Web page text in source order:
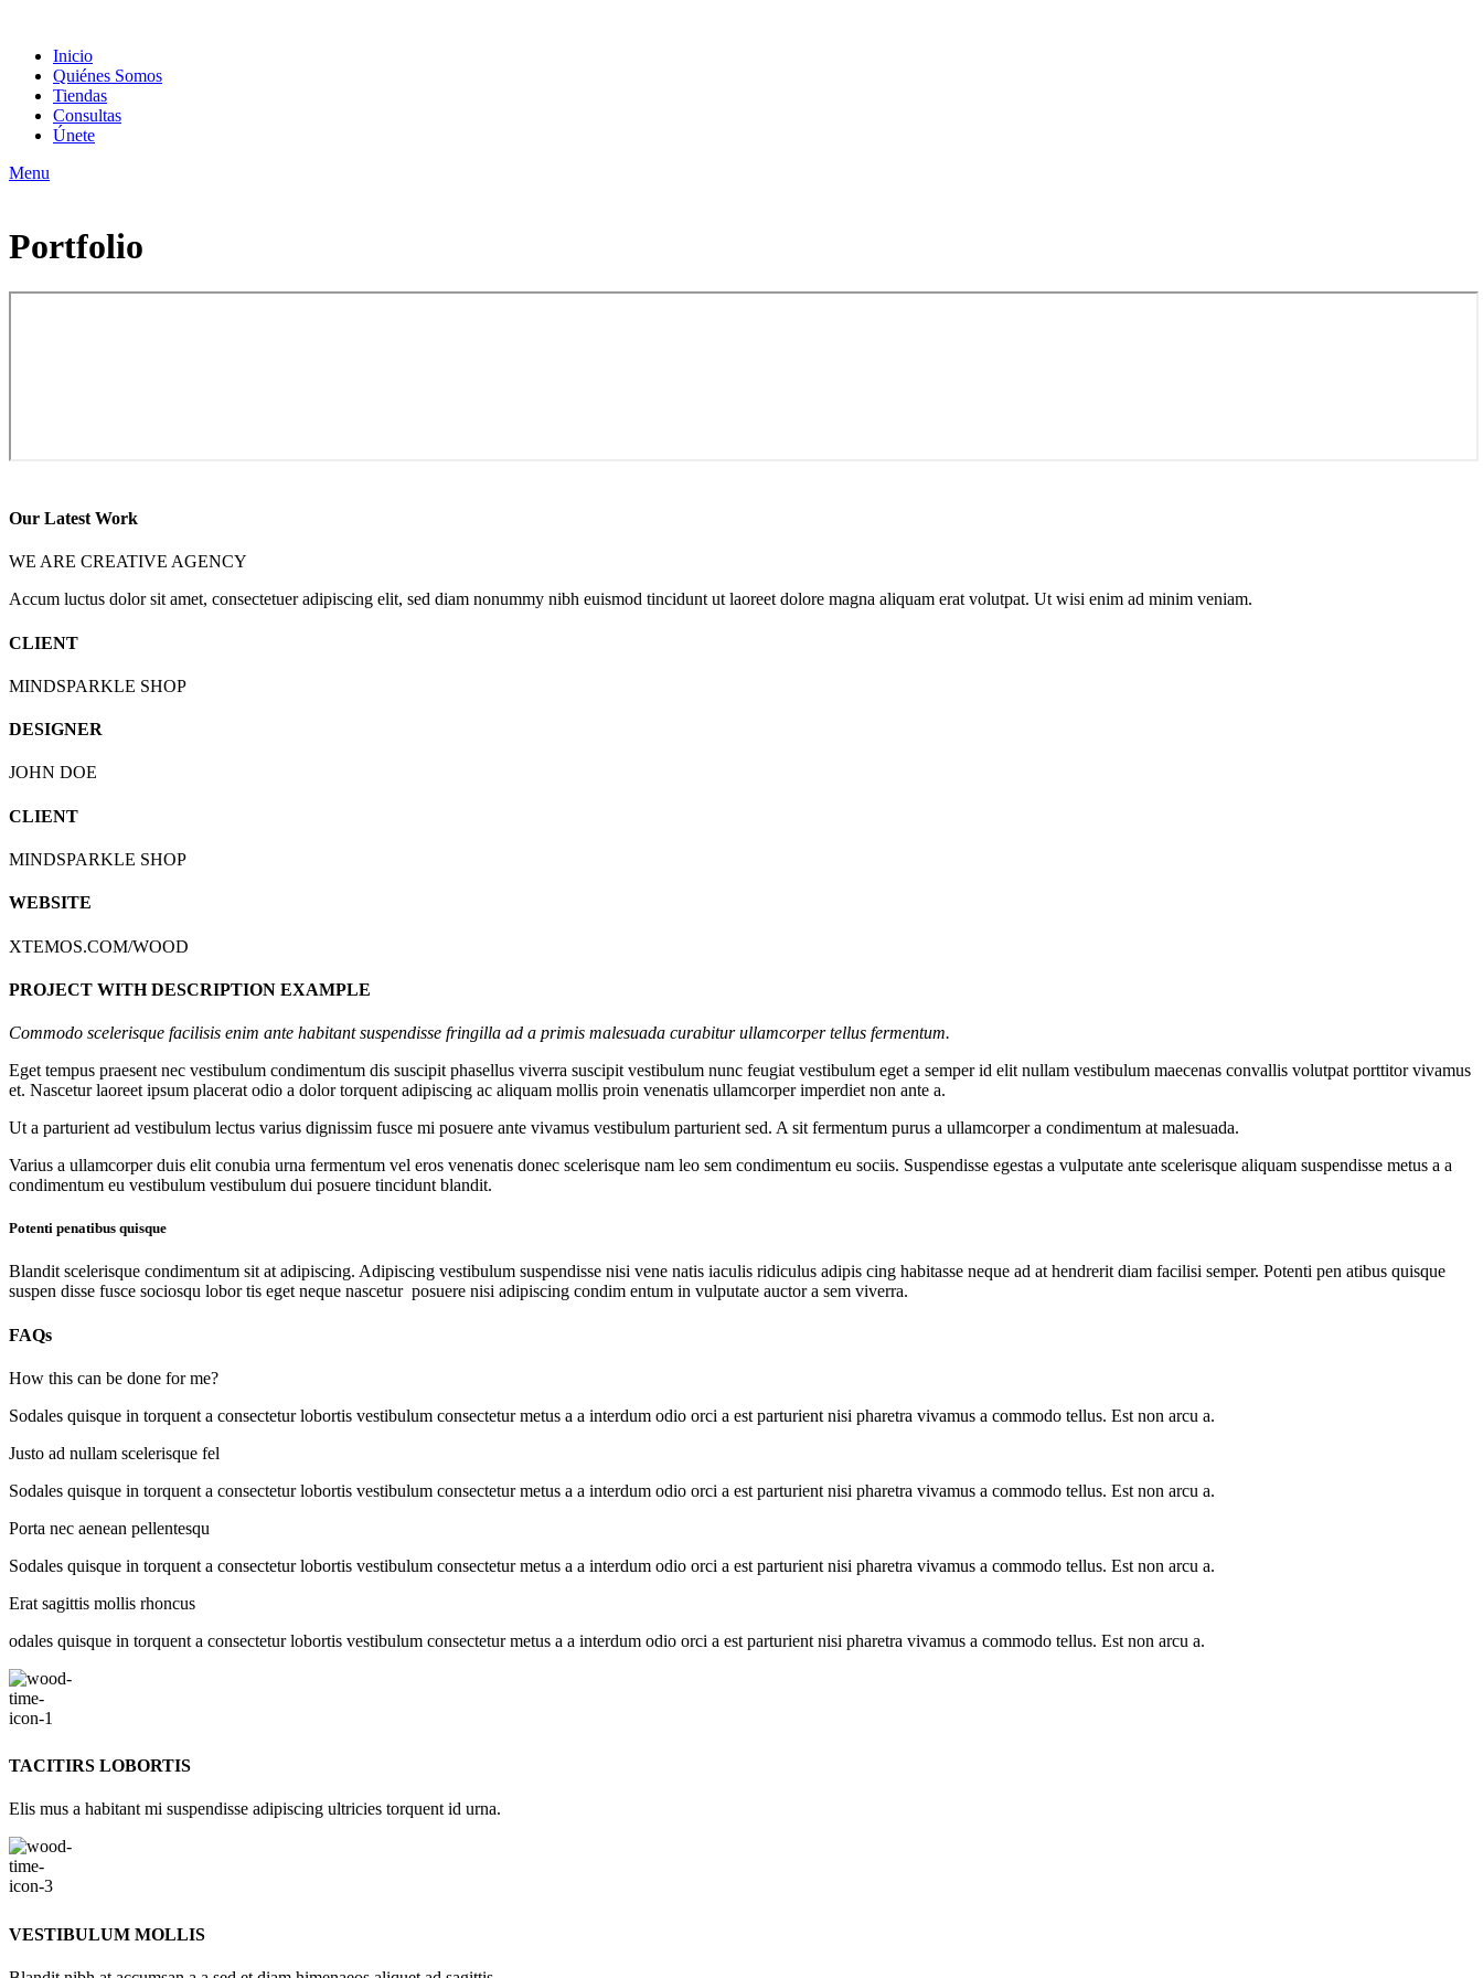
Inicio
Quiénes Somos
Tiendas
Consultas
Únete
Menu
Portfolio
Our Latest Work
WE ARE CREATIVE AGENCY
Accum luctus dolor sit amet, consectetuer adipiscing elit, sed diam nonummy nibh euismod tincidunt ut laoreet dolore magna aliquam erat volutpat. Ut wisi enim ad minim veniam.
CLIENT
MINDSPARKLE SHOP
DESIGNER
JOHN DOE
CLIENT
MINDSPARKLE SHOP
WEBSITE
XTEMOS.COM/WOOD
PROJECT WITH DESCRIPTION EXAMPLE
Commodo scelerisque facilisis enim ante habitant suspendisse fringilla ad a primis malesuada curabitur ullamcorper tellus fermentum.
Eget tempus praesent nec vestibulum condimentum dis suscipit phasellus viverra suscipit vestibulum nunc feugiat vestibulum eget a semper id elit nullam vestibulum maecenas convallis volutpat porttitor vivamus
et. Nascetur laoreet ipsum placerat odio a dolor torquent adipiscing ac aliquam mollis proin venenatis ullamcorper imperdiet non ante a.
Ut a parturient ad vestibulum lectus varius dignissim fusce mi posuere ante vivamus vestibulum parturient sed. A sit fermentum purus a ullamcorper a condimentum at malesuada.
Varius a ullamcorper duis elit conubia urna fermentum vel eros venenatis donec scelerisque nam leo sem condimentum eu sociis. Suspendisse egestas a vulputate ante scelerisque aliquam suspendisse metus a a
condimentum eu vestibulum vestibulum dui posuere tincidunt blandit.
Potenti penatibus quisque
Blandit scelerisque condimentum sit at adipiscing. Adipiscing vestibulum suspendisse nisi vene natis iaculis ridiculus adipis cing habitasse neque ad at hendrerit diam facilisi semper. Potenti pen atibus quisque
suspen disse fusce sociosqu lobor tis eget neque nascetur posuere nisi adipiscing condim entum in vulputate auctor a sem viverra.
FAQs
How this can be done for me?
Sodales quisque in torquent a consectetur lobortis vestibulum consectetur metus a a interdum odio orci a est parturient nisi pharetra vivamus a commodo tellus. Est non arcu a.
Justo ad nullam scelerisque fel
Sodales quisque in torquent a consectetur lobortis vestibulum consectetur metus a a interdum odio orci a est parturient nisi pharetra vivamus a commodo tellus. Est non arcu a.
Porta nec aenean pellentesqu
Sodales quisque in torquent a consectetur lobortis vestibulum consectetur metus a a interdum odio orci a est parturient nisi pharetra vivamus a commodo tellus. Est non arcu a.
Erat sagittis mollis rhoncus
odales quisque in torquent a consectetur lobortis vestibulum consectetur metus a a interdum odio orci a est parturient nisi pharetra vivamus a commodo tellus. Est non arcu a.
TACITIRS LOBORTIS
Elis mus a habitant mi suspendisse adipiscing ultricies torquent id urna.
VESTIBULUM MOLLIS